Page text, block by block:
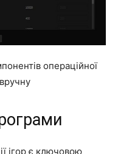
операційної
ігор є ключовою